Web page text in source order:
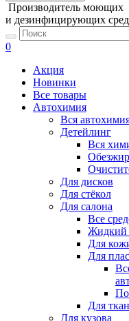
Производитель моющих
и дезинфицирующих
0
Акция
Новинки
Все товары
Автохимия
Вся
Детейлинг
Вся
Для дисков
Для стёкол
Для салона
Все
Жидкий
Для
Для
Для
Для кузова